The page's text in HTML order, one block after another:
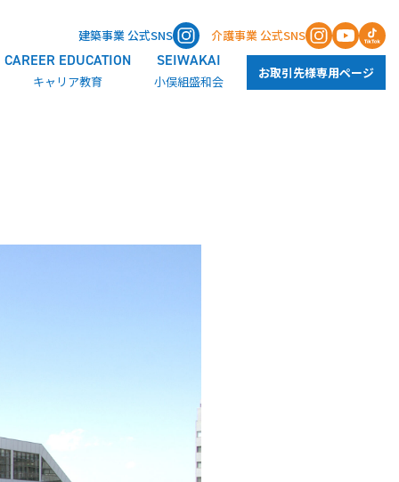
建築事業 公式SNS 介護事業 公式SNS
CAREER EDUCATION
キャリア教育
SEIWAKAI
小俣組盛和会
お取引先様専用ページ